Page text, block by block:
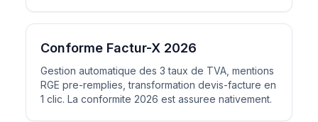
Conforme Factur-X 2026
Gestion automatique des 3 taux de TVA, mentions
RGE pre-remplies, transformation devis-facture en
1 clic. La conformite 2026 est assuree nativement.